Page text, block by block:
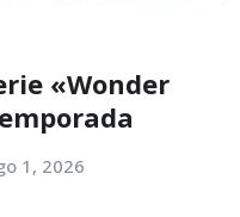
«Wonder
1, 2026